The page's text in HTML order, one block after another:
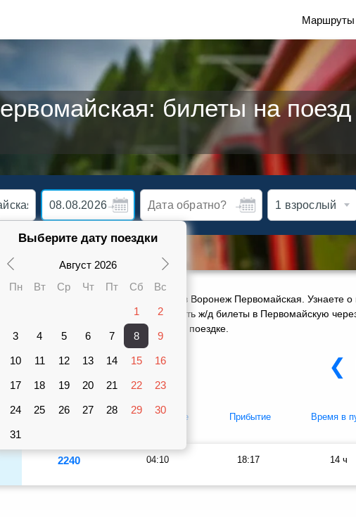
Маршруты
билеты на поезд
Выберите дату поездки
Август 2026
Пн
Вт Ср Чт Пт Сб Вс
1 2
3 4 5 6 7 8 9
10 11 12 13 14 15 16
17 18 19 20 21 22 23
24 25 26 27 28 29 30
31
расписание движения поездов Воронеж Первомайская. Узнаете о
плацкарте от 1110 руб. Сможете заказать ж/д билеты в Первомайскую
1 поезда, оставить отзыв о своей поездке.
рублей Вагоны
Плацкарт Купе
❮
Купе Отправление Прибытие Время в
2240 04:10 18:17 14 ч